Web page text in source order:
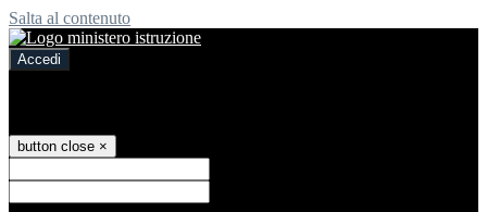
Salta al contenuto
Accedi
button close ×